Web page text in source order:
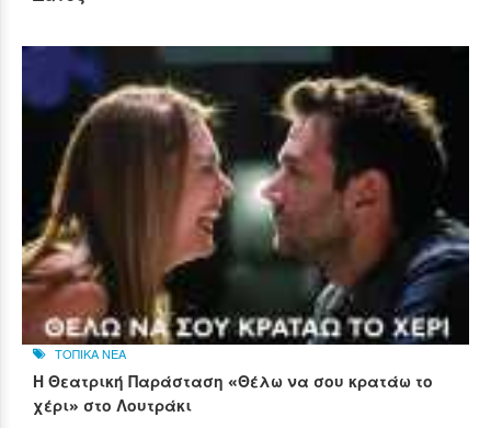
ΤΟΠΙΚΑ ΝΕΑ
Η Θεατρική Παράσταση «Θέλω να σου κρατάω το
χέρι» στο Λουτράκι